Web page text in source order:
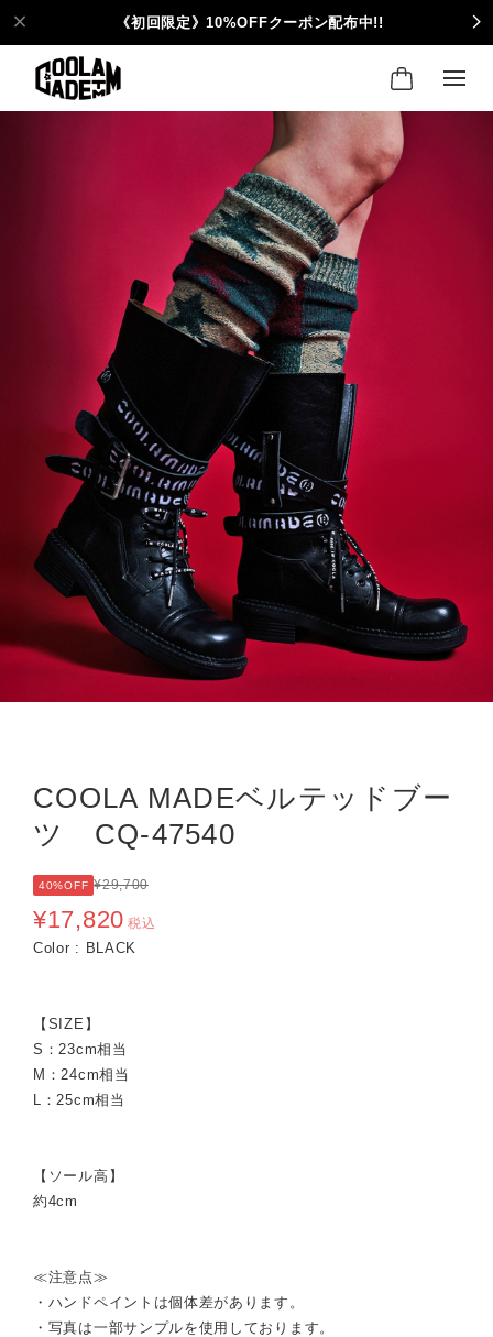
《初回限定》10%OFFクーポン配布中!!
COOLA MADEベルテッドブー
ツ CQ-47540
40%OFF ¥29,700
¥17,820 税込
Color : BLACK
【SIZE】
S：23cm相当
M：24cm相当
L：25cm相当
【ソール高】
約4cm
≪注意点≫
・ハンドペイントは個体差があります。
・写真は一部サンプルを使用しております。